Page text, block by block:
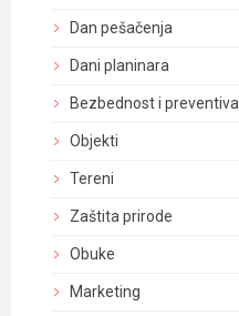
Dan pešačenja
Dani planinara
Bezbednost i preventiva
Objekti
Tereni
Zaštita prirode
Obuke
Marketing